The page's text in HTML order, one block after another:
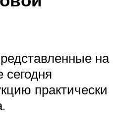
на
сегодня
практически